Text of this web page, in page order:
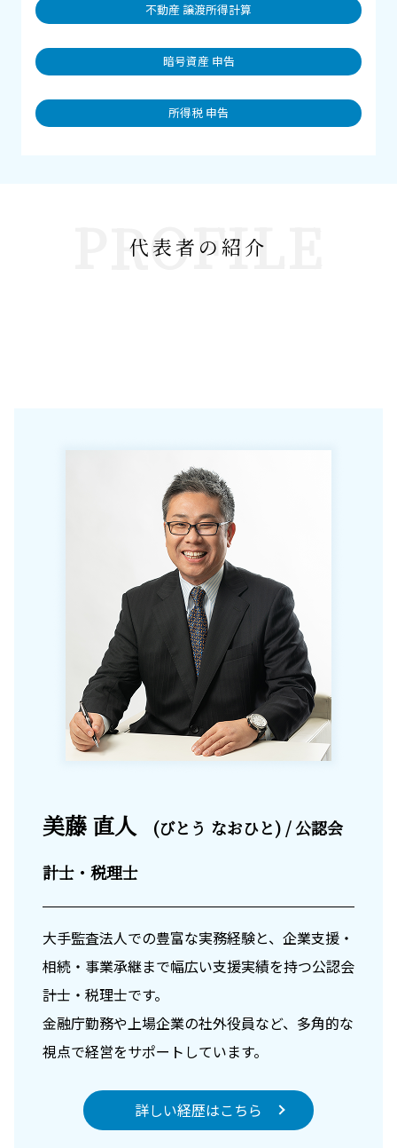
不動産 譲渡所得計算
暗号資産 申告
所得税 申告
PROFILE
代表者の紹介
美藤 直人
(びとう なおひと) / 公認会
計士・税理士
大手監査法人での豊富な実務経験と、企業支援・
相続・事業承継まで幅広い支援実績を持つ公認会
計士・税理士です。
金融庁勤務や上場企業の社外役員など、多角的な
視点で経営をサポートしています。
詳しい経歴はこちら